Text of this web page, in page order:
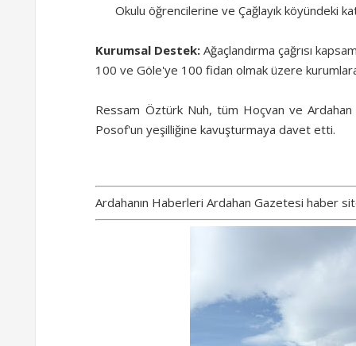
Okulu öğrencilerine ve Çağlayık köyündeki
Kurumsal Destek: Ağaçlandırma çağrısı
100 ve Göle'ye 100 fidan olmak üzere
Ressam Öztürk Nuh, tüm Hoçvan ve Ardahan
Posof'un yeşilliğine kavuşturmaya davet etti.
Ardahanın Haberleri Ardahan Gazetesi haber